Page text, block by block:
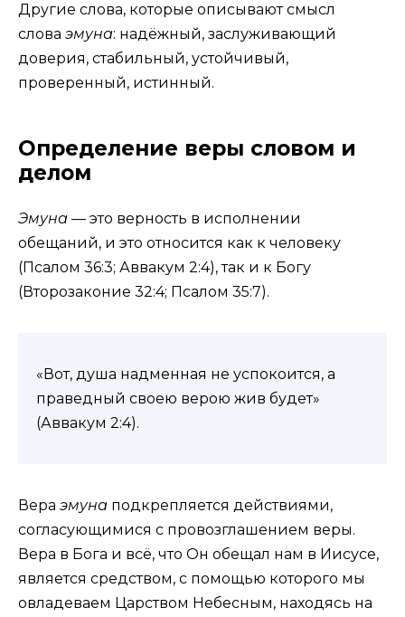
Другие слова, которые описывают смысл
слова эмуна: надёжный, заслуживающий
доверия, стабильный, устойчивый,
проверенный, истинный.
Определение веры словом и
делом
Эмуна — это верность в исполнении
обещаний, и это относится как к человеку
(Псалом 36:3; Аввакум 2:4), так и к Богу
(Второзаконие 32:4; Псалом 35:7).
«Вот, душа надменная не успокоится, а
праведный своею верою жив будет»
(Аввакум 2:4).
Вера эмуна подкрепляется действиями,
согласующимися с провозглашением веры.
Вера в Бога и всё, что Он обещал нам в Иисусе,
является средством, с помощью которого мы
овладеваем Царством Небесным, находясь на